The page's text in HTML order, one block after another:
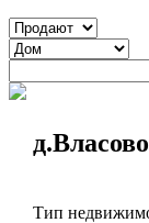
д.Власово
Тип